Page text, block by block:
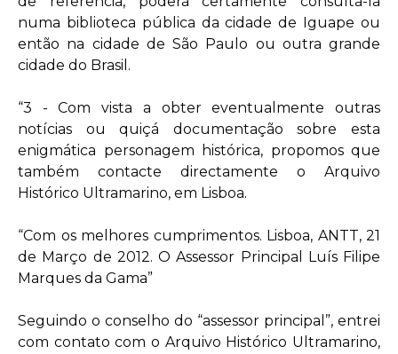
numa biblioteca pública da cidade de Iguape ou
então na cidade de São Paulo ou outra grande
cidade do Brasil.
“3 - Com vista a obter eventualmente outras
notícias ou quiçá documentação sobre esta
enigmática personagem histórica, propomos que
também contacte directamente o Arquivo
Histórico Ultramarino, em Lisboa.
“Com os melhores cumprimentos. Lisboa, ANTT, 21
de Março de 2012. O Assessor Principal Luís Filipe
Marques da Gama”
Seguindo o conselho do “assessor principal”, entrei
com contato com o Arquivo Histórico Ultramarino,